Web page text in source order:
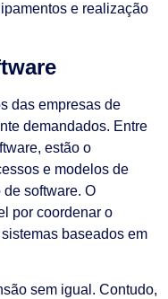
e realização
das empresas de
demandados. Entre
estão o
e modelos de
software. O
por coordenar o
baseados em
sem igual. Contudo,